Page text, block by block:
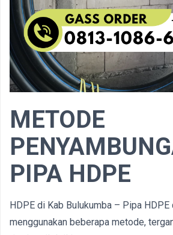
METODE
PIPA HDPE
HDPE di Kab Bulukumba – Pipa
menggunakan beberapa metode,